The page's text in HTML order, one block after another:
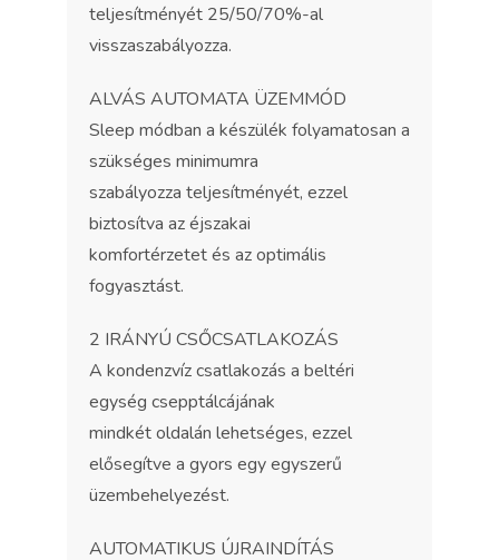
teljesítményét 25/50/70%-al
visszaszabályozza.
ALVÁS AUTOMATA ÜZEMMÓD
Sleep módban a készülék folyamatosan a
szükséges minimumra
szabályozza teljesítményét, ezzel
biztosítva az éjszakai
komfortérzetet és az optimális
fogyasztást.
2 IRÁNYÚ CSŐCSATLAKOZÁS
A kondenzvíz csatlakozás a beltéri
egység csepptálcájának
mindkét oldalán lehetséges, ezzel
elősegítve a gyors egy egyszerű
üzembehelyezést.
AUTOMATIKUS ÚJRAINDÍTÁS